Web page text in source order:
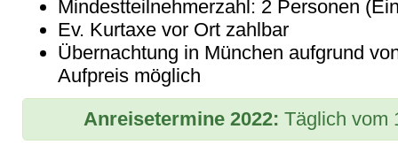
Mindestteilnehmerzahl: 2 Personen
Ev. Kurtaxe vor Ort zahlbar
Übernachtung in München aufgrund
Aufpreis möglich
Anreisetermine 2022:Täglich vom